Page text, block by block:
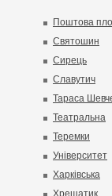
Поштова
Святошин
Сирець
Славутич
Тараса
Театральна
Теремки
Університет
Харківська
Хрещатик